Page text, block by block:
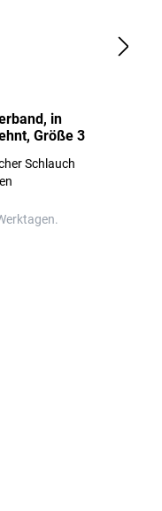
in
Größe 3
Schlauch